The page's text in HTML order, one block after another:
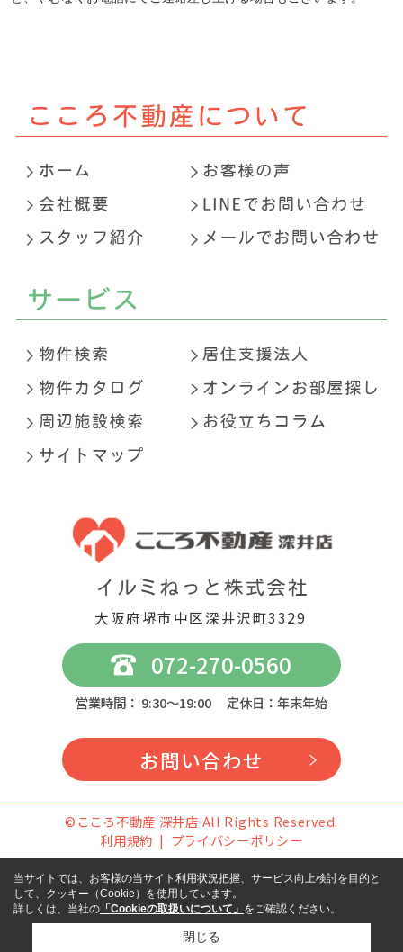
大阪府堺市中区深井沢町3329
072-270-0560
営業時間： 9:30～19:00 定休日：年末年始
お問い合わせ
©こころ不動産 深井店 All Rights Reserved.
利用規約
プライバシーポリシー
当サイトでは、お客様の当サイト利用状況把握、サービス向上検討を目的と
して、クッキー（Cookie）を使用しています。
詳しくは、当社の 「Cookieの取扱いについて」 をご確認ください。
閉じる